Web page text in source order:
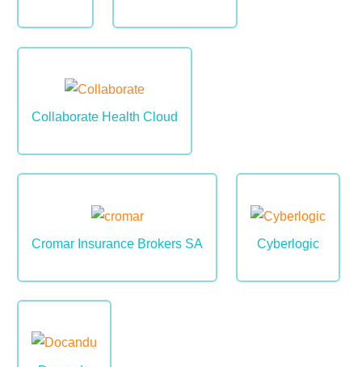
Image
Collaborate Health Cloud
Image
Cromar Insurance Brokers SA
Image
Cyberlogic
Image